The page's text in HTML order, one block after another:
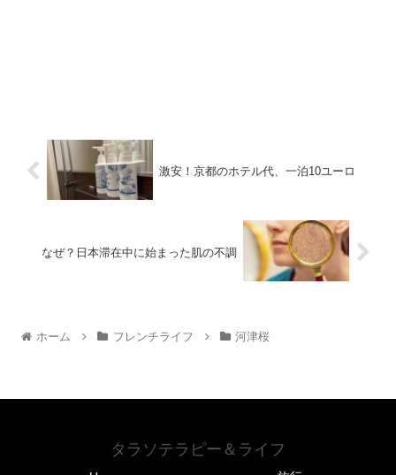
激安！京都のホテル代、一泊10ユーロ
なぜ？日本滞在中に始まった肌の不調
ホーム フレンチライフ 河津桜
タラソテラピー＆ライフ